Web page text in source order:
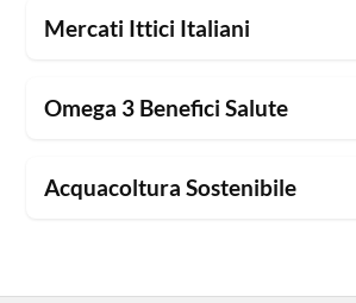
Mercati Ittici Italiani
Omega 3 Benefici Salute
Acquacoltura Sostenibile